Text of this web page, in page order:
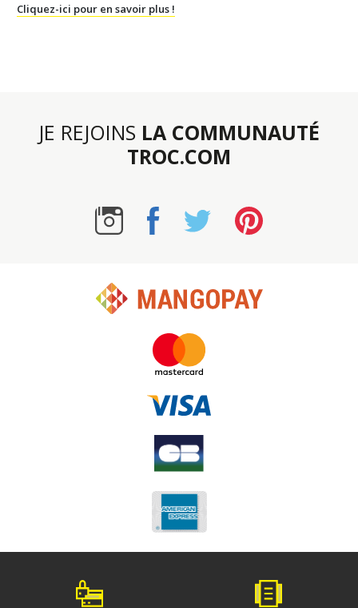
Cliquez-ici pour en savoir plus !
JE REJOINS LA COMMUNAUTÉ
TROC.COM